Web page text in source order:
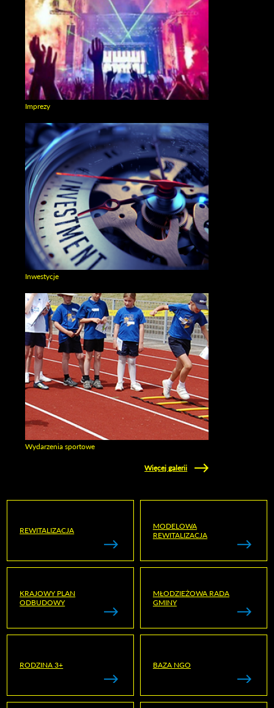
Imprezy
Inwestycje
Wydarzenia sportowe
Więcej galerii
REWITALIZACJA
MODELOWA
REWITALIZACJA
KRAJOWY PLAN
ODBUDOWY
MŁODZIEŻOWA RADA
GMINY
RODZINA 3+ BAZA NGO